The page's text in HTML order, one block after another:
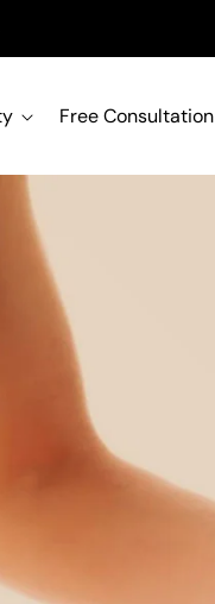
Free Consultation